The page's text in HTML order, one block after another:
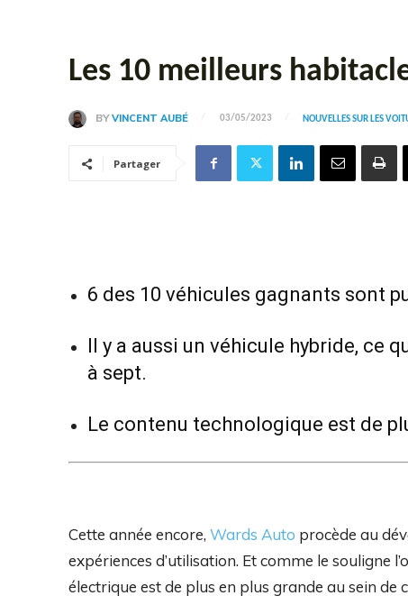
Les 10 meilleurs
BY VINCENT AUBÉ 03/05/2023 NOUVELLES SUR LES
Partager
6 des 10 véhicules gagnants sont
Il y a aussi un véhicule hybride, ce
à sept.
Le contenu technologique est de
Cette année encore, Wards Auto procède au
expériences d’utilisation. Et comme le souligne
électrique est de plus en plus grande au sein de